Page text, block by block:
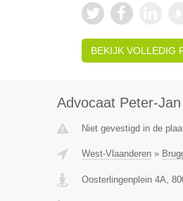
BEKIJK VOLLEDIG
Advocaat Peter-
Niet gevestigd in de
West-Vlaanderen»
Oosterlingenplein 4A,